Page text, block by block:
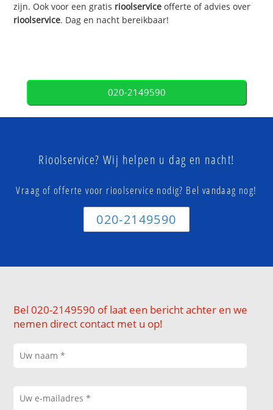
zijn. Ook voor een gratis rioolservice offerte of advies over
rioolservice. Dag en nacht bereikbaar!
020-2149590
Rioolservice? Wij helpen u dag en nacht!
Vraag of offerte voor rioolservice nodig? Bel vandaag nog!
020-2149590
Bel 020-2149590 of laat een bericht achter en we
nemen direct contact met u op!